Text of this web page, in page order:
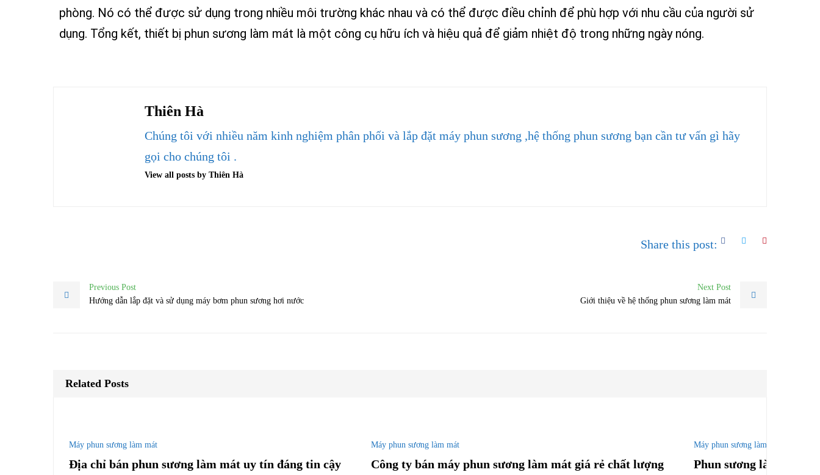
phòng. Nó có thể được sử dụng trong nhiều môi trường khác nhau và có thể được điều chỉnh để phù hợp với nhu cầu của người sử
dụng. Tổng kết, thiết bị phun sương làm mát là một công cụ hữu ích và hiệu quả để giảm nhiệt độ trong những ngày nóng.
Thiên Hà
Chúng tôi với nhiều năm kinh nghiệm phân phối và lắp đặt máy phun sương ,hệ thống phun sương bạn cần tư vấn gì hãy
gọi cho chúng tôi .
View all posts by Thiên Hà
Share this post:
Previous Post
Hướng dẫn lắp đặt và sử dụng máy bơm phun sương hơi nước
Next Post
Giới thiệu về hệ thống phun sương làm mát
Related Posts
Máy phun sương làm mát
Địa chỉ bán phun sương làm mát uy tín đáng tin cậy
Máy phun sương làm mát
Công ty bán máy phun sương làm mát giá rẻ chất lượng
Máy phun sương làm mát
Phun sương làm mát